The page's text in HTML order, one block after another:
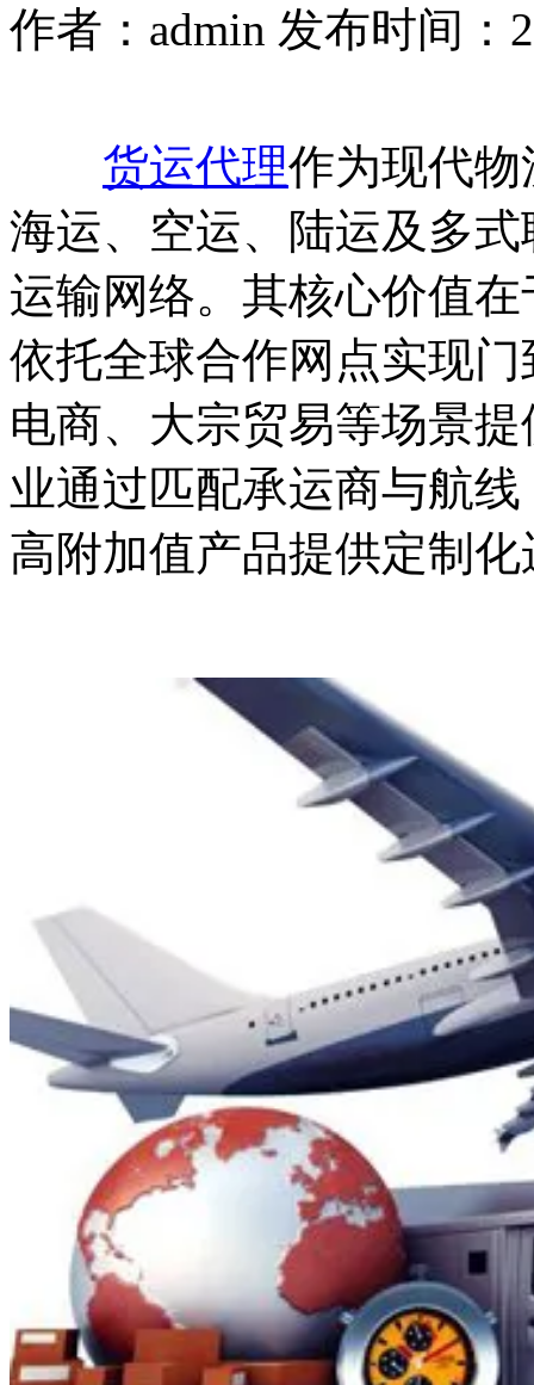
作者：admin 发布时间：
货运代理作为现代
海运、空运、陆运及多
运输网络。其核心价值
依托全球合作网点实现
电商、大宗贸易等场景
业通过匹配承运商与航
高附加值产品提供定制